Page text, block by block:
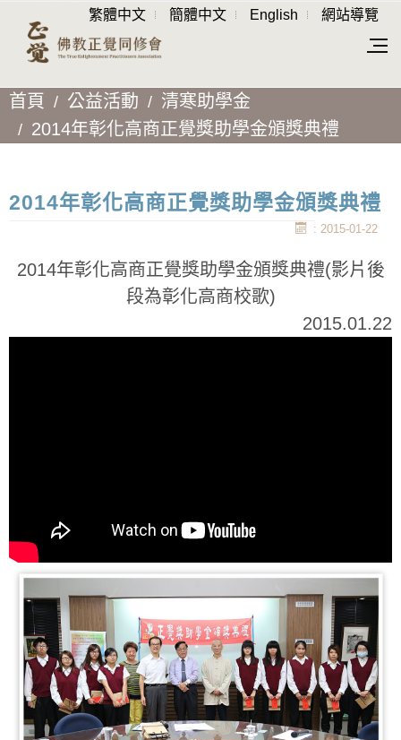
繁體中文 簡體中文 English 網站導覽
首頁 公益活動
清寒助學金
2014年彰化高商正覺獎助學金頒獎典禮
2014年彰化高商正覺獎助學金頒獎典禮
: 2015-01-22
2014年彰化高商正覺獎助學金頒獎典禮(影片後
段為彰化高商校歌)
2015.01.22